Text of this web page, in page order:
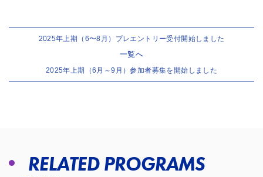
2025年上期（6〜8月）プレエントリー受付開始しました
一覧へ
2025年上期（6月～9月）参加者募集を開始しました
RELATED PROGRAMS